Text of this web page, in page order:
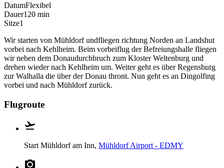
DatumFlexibel
Dauer120 min
Sitze1
Wir starten von Mühldorf undfliegen richtung Norden an Landshut
vorbei nach Kehlheim. Beim vorbeiflug der Befreiungshalle fliegen
wir neben dem Donaudurchbruch zum Kloster Weltenburg und
drehen wieder nach Kehlheim um. Weiter geht es über Regensburg
zur Walhalla die über der Donau thront. Nun geht es an Dingolfing
vorbei und nach Mühldorf zurück.
Flugroute
Start Mühldorf am Inn, Mühldorf Airport - EDMY